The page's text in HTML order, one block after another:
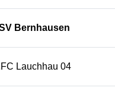
Bernhausen
Lauchhau 04